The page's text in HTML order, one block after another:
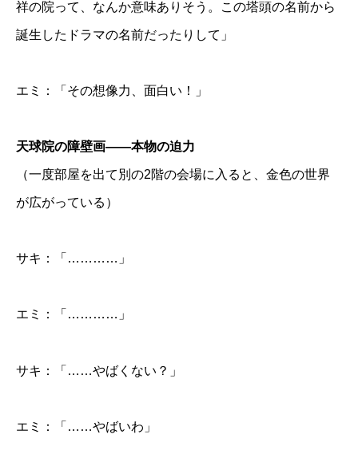
祥の院って、なんか意味ありそう。この塔頭の名前から
誕生したドラマの名前だったりして」
エミ：「その想像力、面白い！」
天球院の障壁画——本物の迫力
（一度部屋を出て別の2階の会場に入ると、金色の世界
が広がっている）
サキ：「…………」
エミ：「…………」
サキ：「……やばくない？」
エミ：「……やばいわ」